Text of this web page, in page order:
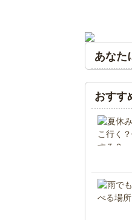
あなた
おすす